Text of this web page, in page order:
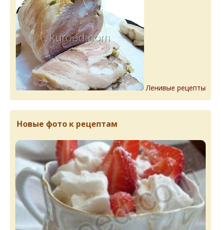
Ленивые рецепты
Новые фото к рецептам